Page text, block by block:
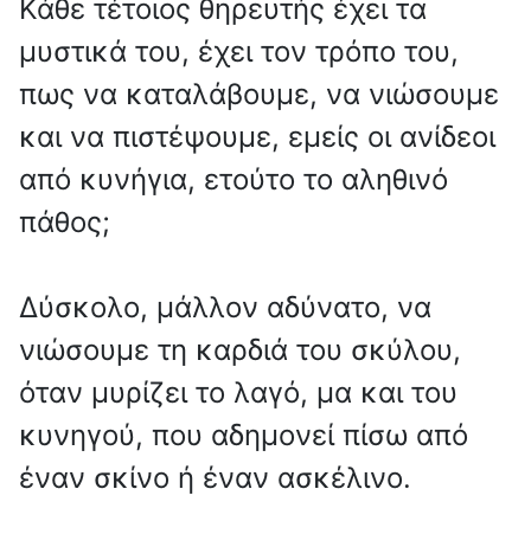
Κάθε τέτοιος θηρευτής έχει τα
μυστικά του, έχει τον τρόπο του,
πως να καταλάβουμε, να νιώσουμε
και να πιστέψουμε, εμείς οι ανίδεοι
από κυνήγια, ετούτο το αληθινό
πάθος;
Δύσκολο, μάλλον αδύνατο, να
νιώσουμε τη καρδιά του σκύλου,
όταν μυρίζει το λαγό, μα και του
κυνηγού, που αδημονεί πίσω από
έναν σκίνο ή έναν ασκέλινο.